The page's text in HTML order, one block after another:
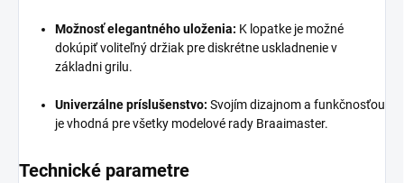
Možnosť elegantného uloženia: K lopatke je možné
dokúpiť voliteľný držiak pre diskrétne uskladnenie v
základni grilu.
Univerzálne príslušenstvo: Svojím dizajnom a funkčnosťou
je vhodná pre všetky modelové rady Braaimaster.
Technické parametre